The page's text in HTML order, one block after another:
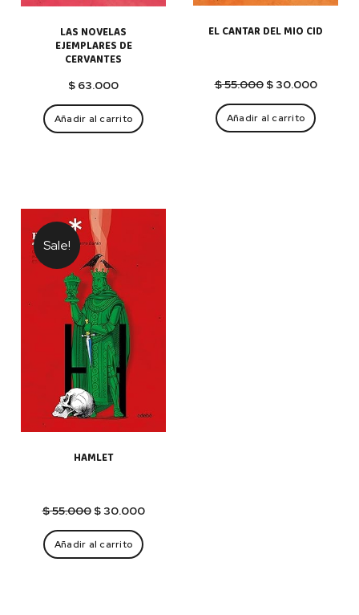
LAS NOVELAS
EJEMPLARES DE
CERVANTES
$ 63.000
Añadir al carrito
EL CANTAR DEL MIO CID
$55.000 El
original
era:
$30.000El
Añadir al carrito
Sale!
HAMLET
$55.000 El
original
era:
$30.000El
Añadir al carrito